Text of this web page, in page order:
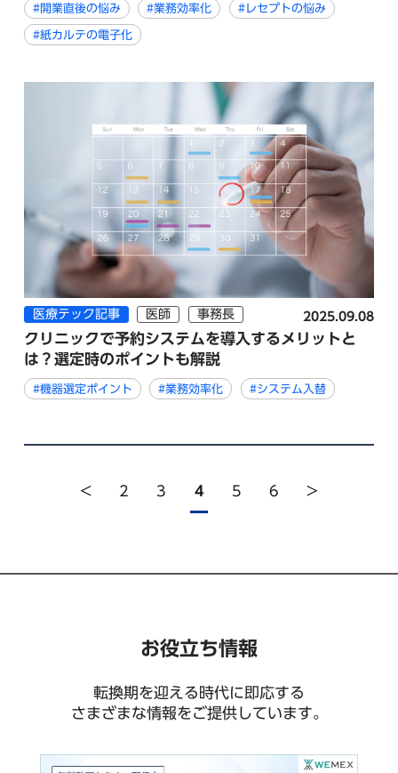
#開業直後の悩み #業務効率化 #レセプトの悩み
#紙カルテの電子化
医療テック記事 医師 事務長 2025.09.08
クリニックで予約システムを導入するメリットと
は？選定時のポイントも解説
#機器選定ポイント #業務効率化 #システム入替
< 2 3 4 5 6 >
お役立ち情報
転換期を迎える時代に即応する
さまざまな情報をご提供しています。